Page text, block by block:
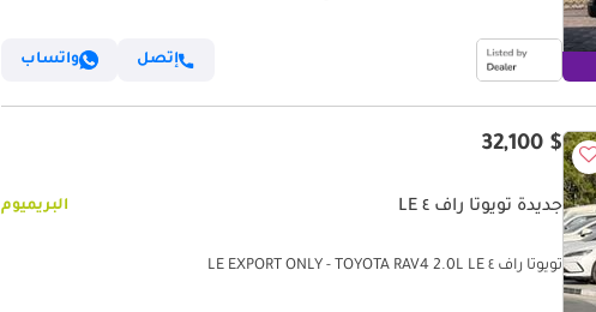
إتصل واتساب
$ 32,100
جديدة تويوتا راف ٤ LE البريميوم
تويوتا راف ٤ LE EXPORT ONLY - TOYOTA RAV4 2.0L LE